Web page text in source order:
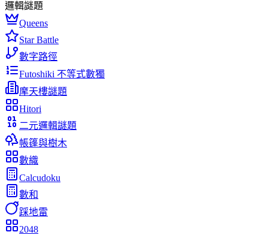
邏輯謎題
Queens
Star Battle
數字路徑
Futoshiki 不等式數獨
摩天樓謎題
Hitori
二元邏輯謎題
帳篷與樹木
數織
Calcudoku
數和
踩地雷
2048